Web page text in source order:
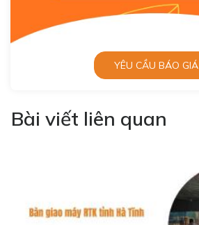
YÊU CẦU BÁO GIÁ
Bài viết liên quan